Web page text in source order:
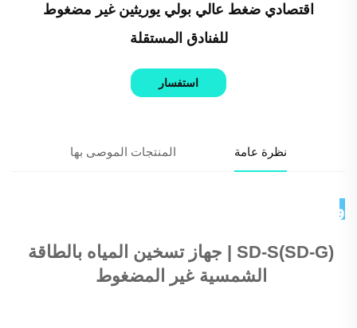
اقتصادي ضغط عالي بولي يوريثين غير مضغوط
للفنادق المستقلة
استفسار
نظرة عامة المنتجات الموصى بها
وصف المنتج
الشمسية غير المضغوط